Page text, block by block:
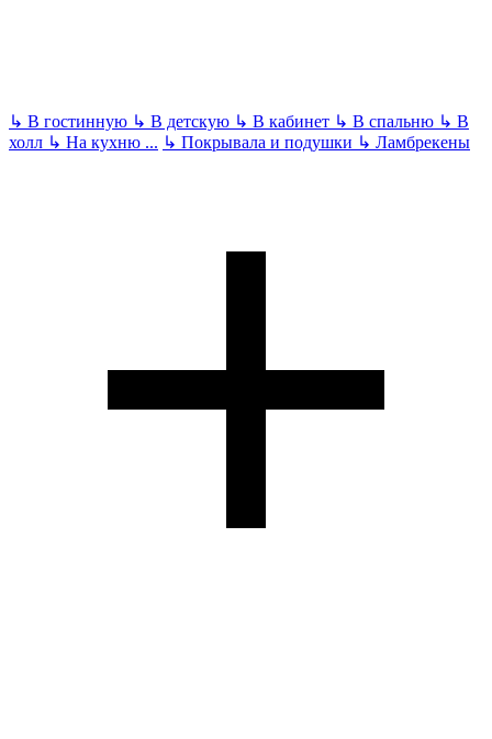
↳ В гостинную ↳ В детскую ↳ В кабинет ↳ В спальню ↳ В
холл ↳ На кухню ... ↳ Покрывала и подушки ↳ Ламбрекены